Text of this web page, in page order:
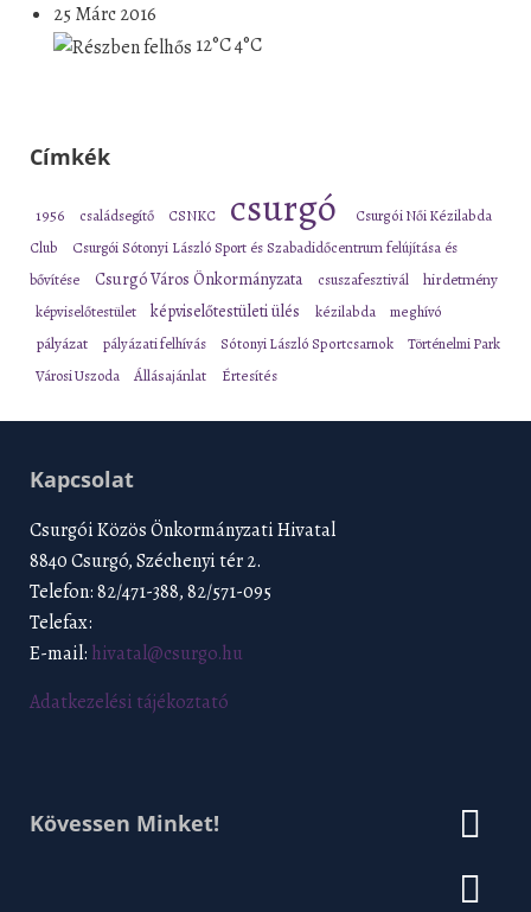
25 Márc 2016
12°C4°C
Címkék
1956 családsegítő CSNKC csurgó
Csurgói Női Kézilabda
Club
Csurgói Sótonyi László Sport és Szabadidőcentrum felújítása és
bővítése
Csurgó Város Önkormányzata csuszafesztivál hirdetmény
képviselőtestület képviselőtestületi ülés kézilabda meghívó
pályázat pályázati felhívás Sótonyi László Sportcsarnok
Történelmi Park
Városi Uszoda
Állásajánlat Értesítés
Kapcsolat
Csurgói Közös Önkormányzati Hivatal
8840 Csurgó, Széchenyi tér 2.
Telefon: 82/471-388, 82/571-095
Telefax:
E-mail: hivatal@csurgo.hu
Adatkezelési tájékoztató
Kövessen Minket!